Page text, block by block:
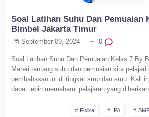
Soal Latihan Suhu Dan Pemuaian
Bimbel Jakarta Timur
September 09, 2024 0
Soal Latihan Suhu Dan Pemuaian Kelas 7 By
Materi tentang suhu dan pemuaian kita pelajari
pembahasan ini di tingkat smp dan smu. Kali
dapat lebih memahami pelajaran yang
Fisika IPA